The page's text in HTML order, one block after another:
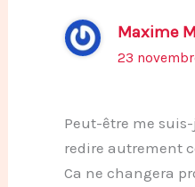
Maxime
23
Peut-être me
redire autrement
Ca ne changera